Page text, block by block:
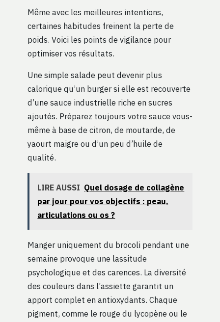
Même avec les meilleures intentions,
certaines habitudes freinent la perte de
poids. Voici les points de vigilance pour
optimiser vos résultats.
Une simple salade peut devenir plus
calorique qu’un burger si elle est recouverte
d’une sauce industrielle riche en sucres
ajoutés. Préparez toujours votre sauce vous-
même à base de citron, de moutarde, de
yaourt maigre ou d’un peu d’huile de
qualité.
LIRE AUSSI Quel dosage de collagène
par jour pour vos objectifs : peau,
articulations ou os ?
Manger uniquement du brocoli pendant une
semaine provoque une lassitude
psychologique et des carences. La diversité
des couleurs dans l’assiette garantit un
apport complet en antioxydants. Chaque
pigment, comme le rouge du lycopène ou le